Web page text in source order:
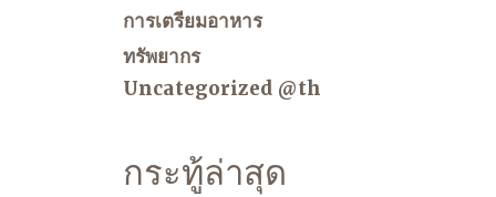
การเตรียมอาหาร
ทรัพยากร
Uncategorized @th
กระทู้ล่าสุด